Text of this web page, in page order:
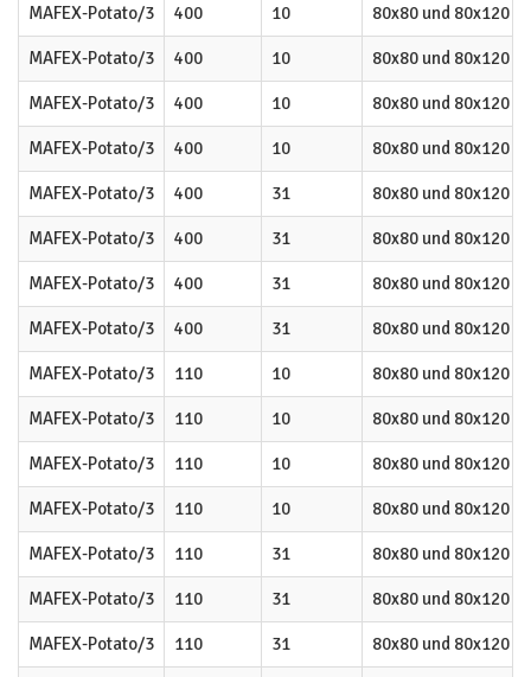
MAFEX-Potato/3 400 10 80x80 und 80x120
MAFEX-Potato/3 400 10 80x80 und 80x120
MAFEX-Potato/3 400 10 80x80 und 80x120
MAFEX-Potato/3 400 10 80x80 und 80x120
MAFEX-Potato/3 400 31 80x80 und 80x120
MAFEX-Potato/3 400 31 80x80 und 80x120
MAFEX-Potato/3 400 31 80x80 und 80x120
MAFEX-Potato/3 400 31 80x80 und 80x120
MAFEX-Potato/3 110 10 80x80 und 80x120
MAFEX-Potato/3 110 10 80x80 und 80x120
MAFEX-Potato/3 110 10 80x80 und 80x120
MAFEX-Potato/3 110 10 80x80 und 80x120
MAFEX-Potato/3 110 31 80x80 und 80x120
MAFEX-Potato/3 110 31 80x80 und 80x120
MAFEX-Potato/3 110 31 80x80 und 80x120